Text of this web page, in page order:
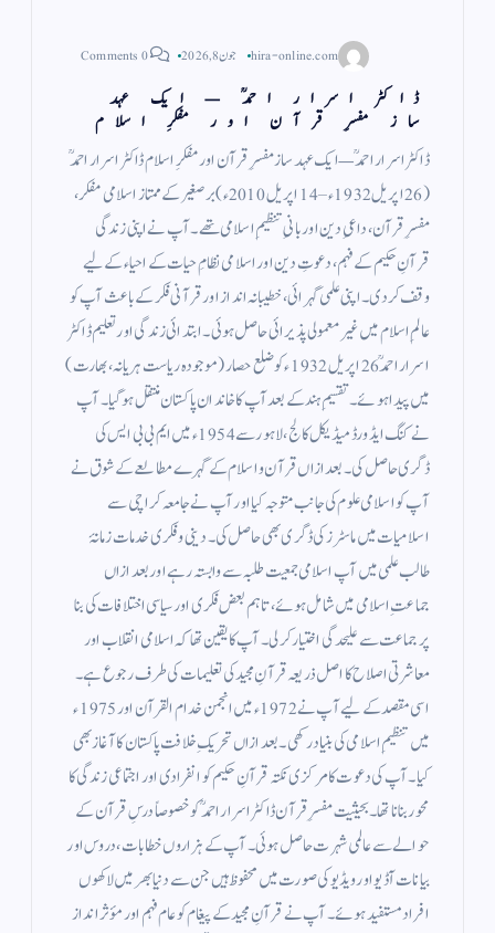
hira-online.com جون 8, 2026 0 Comments
ڈاکٹر اسرار احمدؒ — ایک عہد
ساز مفسرِ قرآن اور مفکرِ اسلام
ڈاکٹر اسرار احمدؒ — ایک عہد ساز مفسرِ قرآن اور مفکرِ اسلام ڈاکٹر اسرار احمدؒ
(26 اپریل 1932ء – 14 اپریل 2010ء) برصغیر کے ممتاز اسلامی مفکر،
مفسرِ قرآن، داعیِ دین اور بانیِ تنظیمِ اسلامی تھے۔ آپ نے اپنی زندگی
قرآنِ حکیم کے فہم، دعوتِ دین اور اسلامی نظامِ حیات کے احیاء کے لیے
وقف کر دی۔ اپنی علمی گہرائی، خطیبانہ انداز اور قرآنی فکر کے باعث آپ کو
عالمِ اسلام میں غیر معمولی پذیرائی حاصل ہوئی۔ ابتدائی زندگی اور تعلیم ڈاکٹر
اسرار احمدؒ 26 اپریل 1932ء کو ضلع حصار (موجودہ ریاست ہریانہ، بھارت)
میں پیدا ہوئے۔ تقسیمِ ہند کے بعد آپ کا خاندان پاکستان منتقل ہو گیا۔ آپ
نے کنگ ایڈورڈ میڈیکل کالج، لاہور سے 1954ء میں ایم بی بی ایس کی
ڈگری حاصل کی۔ بعد ازاں قرآن و اسلام کے گہرے مطالعے کے شوق نے
آپ کو اسلامی علوم کی جانب متوجہ کیا اور آپ نے جامعہ کراچی سے
اسلامیات میں ماسٹرز کی ڈگری بھی حاصل کی۔ دینی و فکری خدمات زمانۂ
طالب علمی میں آپ اسلامی جمعیت طلبہ سے وابستہ رہے اور بعد ازاں
جماعتِ اسلامی میں شامل ہوئے، تاہم بعض فکری اور سیاسی اختلافات کی بنا
پر جماعت سے علیحدگی اختیار کر لی۔ آپ کا یقین تھا کہ اسلامی انقلاب اور
معاشرتی اصلاح کا اصل ذریعہ قرآنِ مجید کی تعلیمات کی طرف رجوع ہے۔
اسی مقصد کے لیے آپ نے 1972ء میں انجمن خدام القرآن اور 1975ء
میں تنظیمِ اسلامی کی بنیاد رکھی۔ بعد ازاں تحریکِ خلافت پاکستان کا آغاز بھی
کیا۔ آپ کی دعوت کا مرکزی نکتہ قرآنِ حکیم کو انفرادی اور اجتماعی زندگی کا
محور بنانا تھا۔ بحیثیت مفسرِ قرآن ڈاکٹر اسرار احمدؒ کو خصوصاً درسِ قرآن کے
حوالے سے عالمی شہرت حاصل ہوئی۔ آپ کے ہزاروں خطابات، دروس اور
بیانات آڈیو اور ویڈیو کی صورت میں محفوظ ہیں جن سے دنیا بھر میں لاکھوں
افراد مستفید ہوئے۔ آپ نے قرآنِ مجید کے پیغام کو عام فہم اور مؤثر انداز